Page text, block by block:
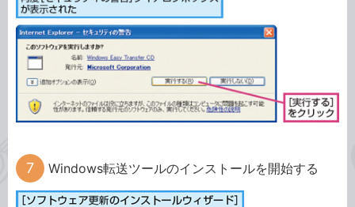
Windows転送ツールのインストールを開始する